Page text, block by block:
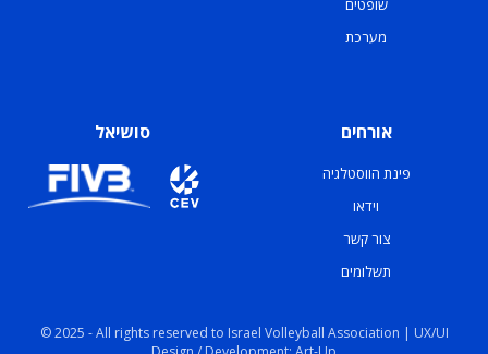
שופטים
מערכת
אורחים
פינת הווסטלגיה
וידאו
צור קשר
תשלומים
סושיאל
© 2025 - All rights reserved to Israel Volleyball Association | UX/UI